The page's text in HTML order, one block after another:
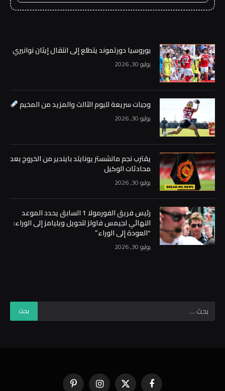
بوروسيا دورتموند يتطلع إلى انتقال إيثان نوانيري
يوليو 30, 2026
وجبات سريعة لليوم الثالث والمزيد من المخيم
يوليو 30, 2026
يقترب نجم مانشستر يونايتد بايندير من الخروج بعد
محادثات الوكيل
يوليو 30, 2026
رئيس فريق الفورمولا 1 السابق يحدد الموعد
النهائي لجيمس فاولز لتحويل ويليامز إلى الوراء:
“العودة إلى الوراء”
يوليو 30, 2026
فيسبوك X الانستغرامبينتيريست